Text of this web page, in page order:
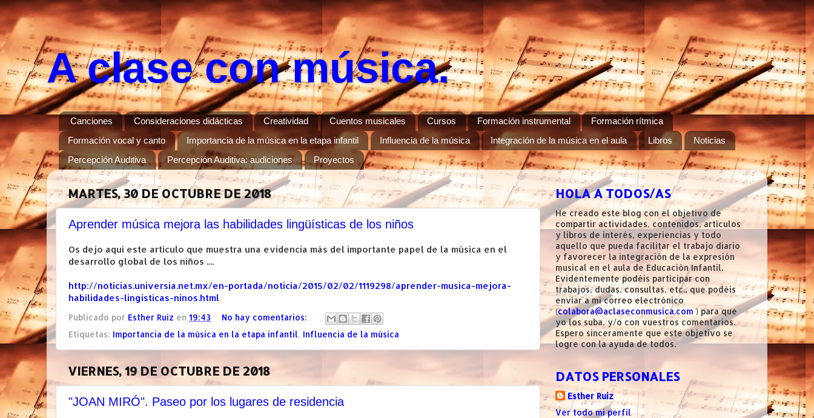
A clase con música.
Canciones Consideraciones didácticas Creatividad Cuentos musicales Cursos Formación instrumental
Formación rítmica
Formación vocal y canto
Importancia de la música en la etapa infantil Influencia de la música Integración de la música en el aula Libros
Noticias
Percepción Auditiva
Percepción Auditiva: audiciones Proyectos
MARTES, 30 DE OCTUBRE DE 2018
Aprender música mejora las habilidades lingüísticas de los niños
Os dejo aquí este artículo que muestra una evidencia más del importante papel de la música en el
desarrollo global de los niños ....
http://noticias.universia.net.mx/en-portada/noticia/2015/02/02/1119298/aprender-musica-mejora-
habilidades-lingisticas-ninos.html
Publicado por Esther Ruiz en 19:43
No hay comentarios:
Etiquetas: Importancia de la música en la etapa infantil, Influencia de la música
VIERNES, 19 DE OCTUBRE DE 2018
"JOAN MIRÓ". Paseo por los lugares de residencia
HOLA A TODOS/AS
He creado este blog con el objetivo de
compartir actividades, contenidos, artículos
y libros de interés, experiencias y todo
aquello que pueda facilitar el trabajo diario
y favorecer la integración de la expresión
musical en el aula de Educación Infantil.
Evidentemente podéis participar con
trabajos, dudas, consultas, etc., que podéis
enviar a mi correo electrónico
(colabora@aclaseconmusica.com) para que
yo los suba, y/o con vuestros comentarios.
Espero sinceramente que este objetivo se
logre con la ayuda de todos.
DATOS PERSONALES
Esther Ruiz
Ver todo mi perfil